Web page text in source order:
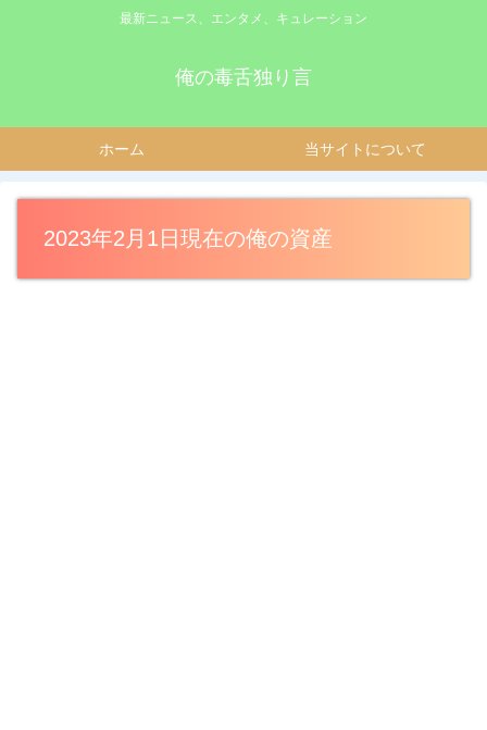
最新ニュース、エンタメ、キュレーション
俺の毒舌独り言
ホーム 当サイトについて
2023年2月1日現在の俺の資産